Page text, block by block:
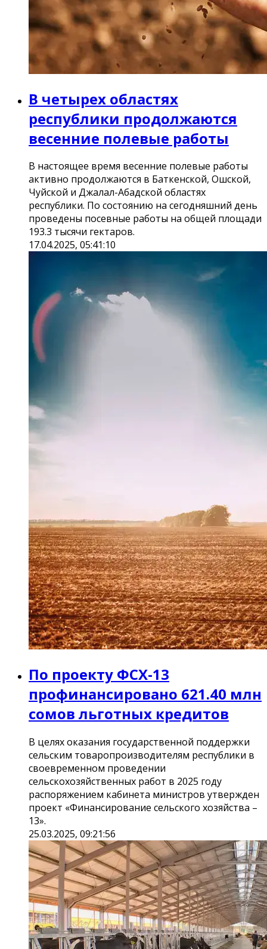
В четырех областях
республики продолжаются
весенние полевые работы
В настоящее время весенние полевые работы
активно продолжаются в Баткенской, Ошской,
Чуйской и Джалал-Абадской областях
республики. По состоянию на сегодняшний день
проведены посевные работы на общей площади
193.3 тысячи гектаров.
17.04.2025, 05:41:10
По проекту ФСХ-13
профинансировано 621.40 млн
сомов льготных кредитов
В целях оказания государственной поддержки
сельским товаропроизводителям республики в
своевременном проведении
сельскохозяйственных работ в 2025 году
распоряжением кабинета министров утвержден
проект «Финансирование сельского хозяйства –
13».
25.03.2025, 09:21:56